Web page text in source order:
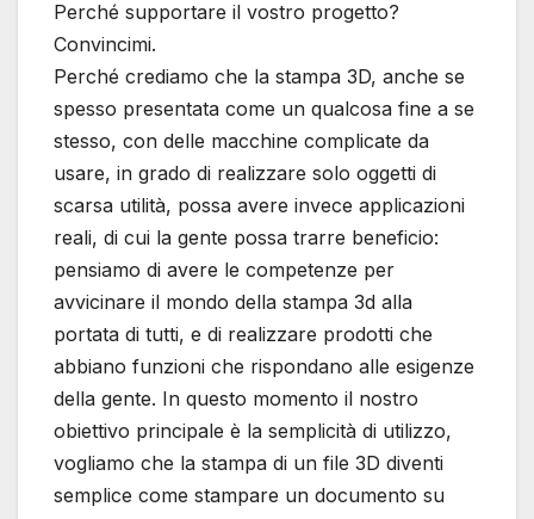
Perché supportare il vostro progetto?
Convincimi.
Perché crediamo che la stampa 3D, anche se
spesso presentata come un qualcosa fine a se
stesso, con delle macchine complicate da
usare, in grado di realizzare solo oggetti di
scarsa utilità, possa avere invece applicazioni
reali, di cui la gente possa trarre beneficio:
pensiamo di avere le competenze per
avvicinare il mondo della stampa 3d alla
portata di tutti, e di realizzare prodotti che
abbiano funzioni che rispondano alle esigenze
della gente. In questo momento il nostro
obiettivo principale è la semplicità di utilizzo,
vogliamo che la stampa di un file 3D diventi
semplice come stampare un documento su